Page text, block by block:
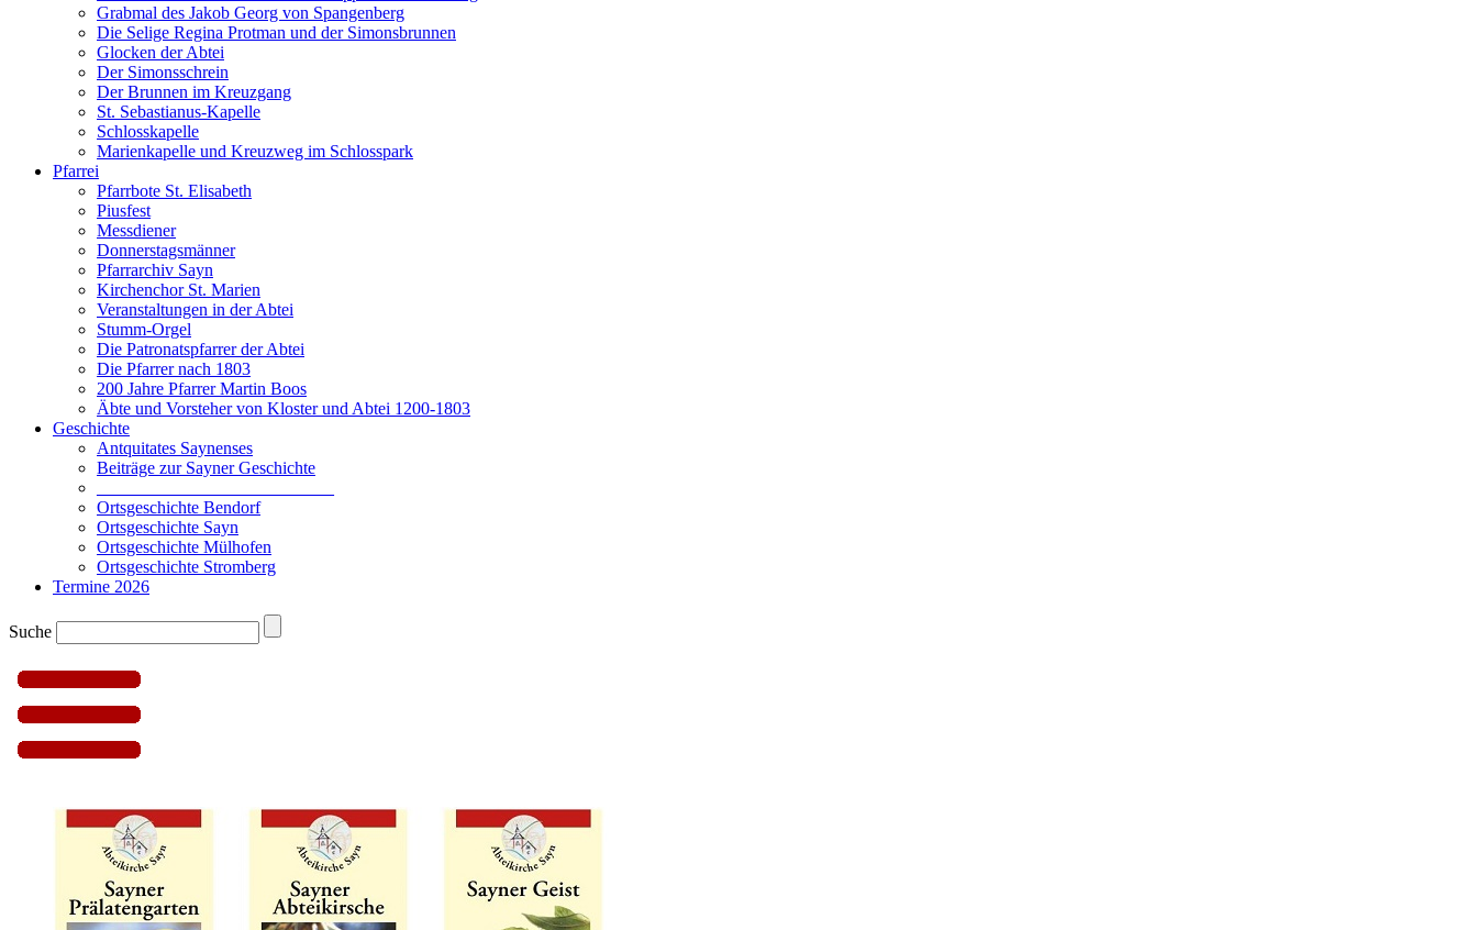
Grabmal des Jakob Georg von Spangenberg
Die Selige Regina Protman und der Simonsbrunnen
Glocken der Abtei
Der Simonsschrein
Der Brunnen im Kreuzgang
St. Sebastianus-Kapelle
Schlosskapelle
Marienkapelle und Kreuzweg im Schlosspark
Pfarrei
Pfarrbote St. Elisabeth
Piusfest
Messdiener
Donnerstagsmänner
Pfarrarchiv Sayn
Kirchenchor St. Marien
Veranstaltungen in der Abtei
Stumm-Orgel
Die Patronatspfarrer der Abtei
Die Pfarrer nach 1803
200 Jahre Pfarrer Martin Boos
Äbte und Vorsteher von Kloster und Abtei 1200-1803
Geschichte
Antquitates Saynenses
Beiträge zur Sayner Geschichte
Ortsgeschichte Bendorf
Ortsgeschichte Sayn
Ortsgeschichte Mülhofen
Ortsgeschichte Stromberg
Termine 2026
Suche